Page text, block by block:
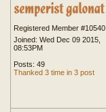
Registered Member #10540
Joined: Wed Dec 09 2015,
08:53PM
Posts: 49
Thanked 3 time in 3 post